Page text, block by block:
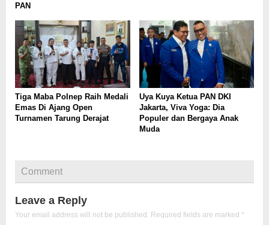
PAN
Tiga Maba Polnep Raih Medali
Emas Di Ajang Open
Turnamen Tarung Derajat
Uya Kuya Ketua PAN DKI
Jakarta, Viva Yoga: Dia
Populer dan Bergaya Anak
Muda
Comment
Leave a Reply
Your email address will not be published. Required fields are marked *